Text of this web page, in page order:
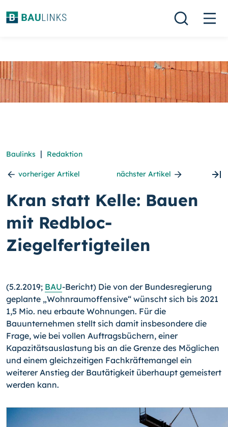
Baulinks | Redaktion
vorheriger Artikel nächster Artikel
Kran statt Kelle: Bauen
mit Redbloc-
Ziegelfertigteilen
(5.2.2019; BAU-Bericht) Die von der Bundesregierung
geplante „Wohnraumoffensive“ wünscht sich bis 2021
1,5 Mio. neu erbaute Wohnungen. Für die
Bauunternehmen stellt sich damit insbesondere die
Frage, wie bei vollen Auftragsbüchern, einer
Kapazitätsauslastung bis an die Grenze des Möglichen
und einem gleichzeitigen Fachkräftemangel ein
weiterer Anstieg der Bautätigkeit überhaupt gemeistert
werden kann.